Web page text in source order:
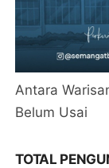
Antara
Belum Usai
TOTAL